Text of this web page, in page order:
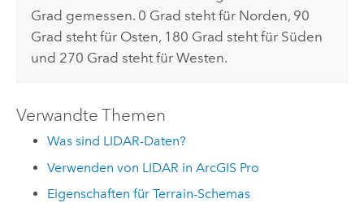
Grad gemessen. 0 Grad steht für Norden, 90
Grad steht für Osten, 180 Grad steht für Süden
und 270 Grad steht für Westen.
Verwandte Themen
Was sind LIDAR-Daten?
Verwenden von LIDAR in ArcGIS Pro
Eigenschaften für Terrain-Schemas